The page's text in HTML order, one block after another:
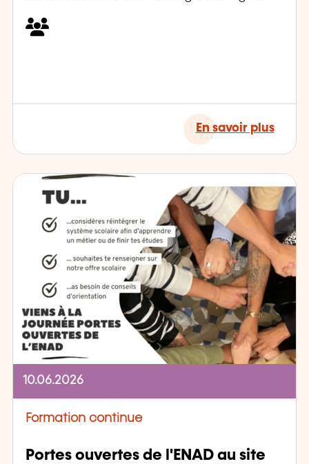
En savoir plus
10.06.2026
Formation continue
Portes ouvertes de l'ENAD au site